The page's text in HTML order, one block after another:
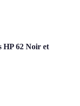
HP 62 Noir et